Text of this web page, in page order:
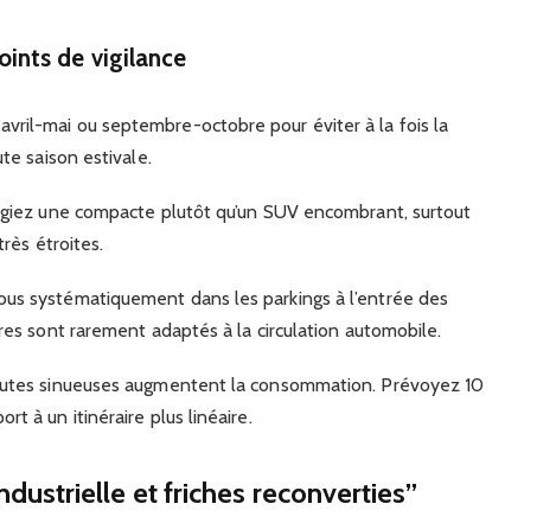
de vigilance
avril-mai ou septembre-octobre pour éviter à la fois la
saison estivale.
une compacte plutôt qu’un SUV encombrant, surtout
étroites.
systématiquement dans les parkings à l’entrée des
sont rarement adaptés à la circulation automobile.
sinueuses augmentent la consommation. Prévoyez 10
à un itinéraire plus linéaire.
et friches reconverties”